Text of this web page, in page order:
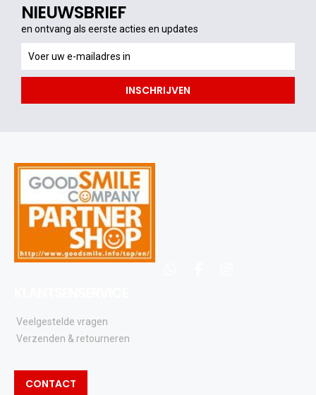
NIEUWSBRIEF
en ontvang als eerste acties en updates
ontvang
als
acties
INSCHRIJVEN
Veelgestelde vragen
Verzenden & retourneren
CONTACT